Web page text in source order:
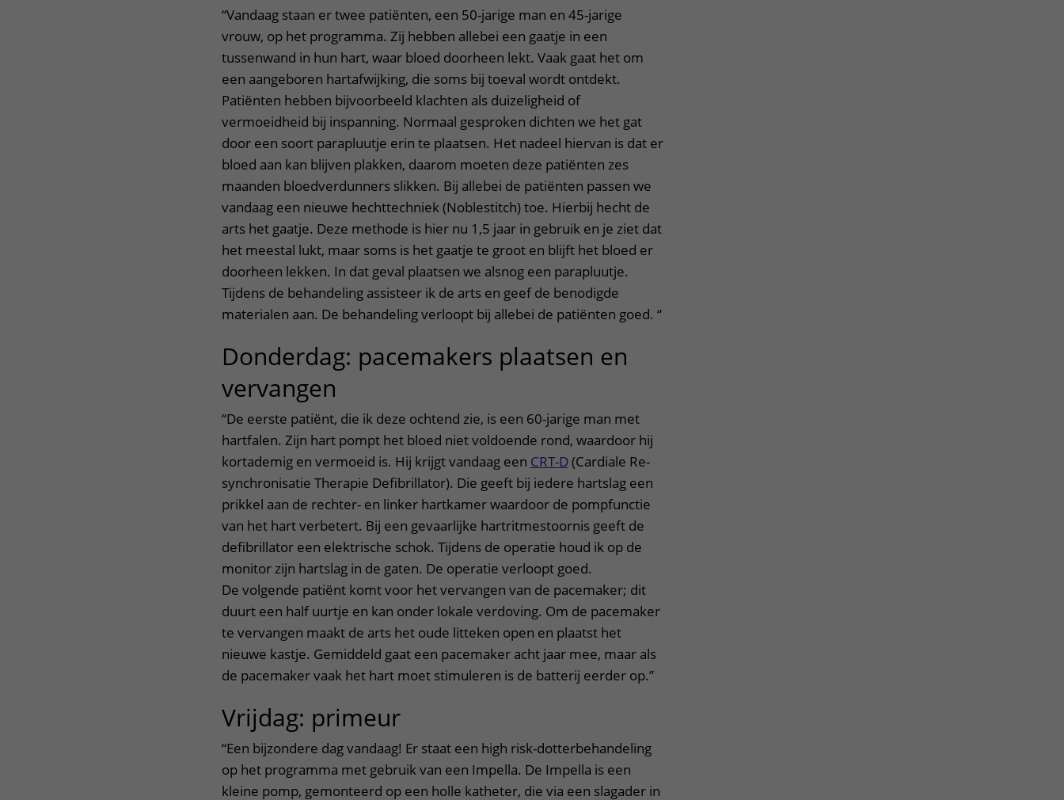
“Vandaag staan er twee patiënten, een 50-jarige man en 45-jarige
vrouw, op het programma. Zij hebben allebei een gaatje in een
tussenwand in hun hart, waar bloed doorheen lekt. Vaak gaat het om
een aangeboren hartafwijking, die soms bij toeval wordt ontdekt.
Patiënten hebben bijvoorbeeld klachten als duizeligheid of
vermoeidheid bij inspanning. Normaal gesproken dichten we het gat
door een soort parapluutje erin te plaatsen. Het nadeel hiervan is dat er
bloed aan kan blijven plakken, daarom moeten deze patiënten zes
maanden bloedverdunners slikken. Bij allebei de patiënten passen we
vandaag een nieuwe hechttechniek (Noblestitch) toe. Hierbij hecht de
arts het gaatje. Deze methode is hier nu 1,5 jaar in gebruik en je ziet dat
het meestal lukt, maar soms is het gaatje te groot en blijft het bloed er
doorheen lekken. In dat geval plaatsen we alsnog een parapluutje.
Tijdens de behandeling assisteer ik de arts en geef de benodigde
materialen aan. De behandeling verloopt bij allebei de patiënten goed. “
Donderdag: pacemakers plaatsen en
vervangen
“De eerste patiënt, die ik deze ochtend zie, is een 60-jarige man met
hartfalen. Zijn hart pompt het bloed niet voldoende rond, waardoor hij
kortademig en vermoeid is. Hij krijgt vandaag een CRT-D(Cardiale Re-
synchronisatie Therapie Defibrillator). Die geeft bij iedere hartslag een
prikkel aan de rechter- en linker hartkamer waardoor de pompfunctie
van het hart verbetert. Bij een gevaarlijke hartritmestoornis geeft de
defibrillator een elektrische schok. Tijdens de operatie houd ik op de
monitor zijn hartslag in de gaten. De operatie verloopt goed.
De volgende patiënt komt voor het vervangen van de pacemaker; dit
duurt een half uurtje en kan onder lokale verdoving. Om de pacemaker
te vervangen maakt de arts het oude litteken open en plaatst het
nieuwe kastje. Gemiddeld gaat een pacemaker acht jaar mee, maar als
de pacemaker vaak het hart moet stimuleren is de batterij eerder op.”
Vrijdag: primeur
“Een bijzondere dag vandaag! Er staat een high risk-dotterbehandeling
op het programma met gebruik van een Impella. De Impella is een
kleine pomp, gemonteerd op een holle katheter, die via een slagader in